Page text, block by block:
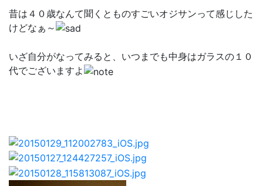
昔は４０歳なんて聞くとものすごいオジサンって感じした
けどなぁ～
いざ自分がなってみると、いつまでも中身はガラスの１０
代でございますよ